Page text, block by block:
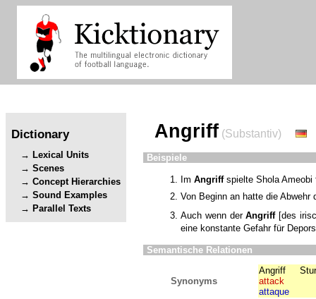
Dictionary
Lexical Units
Scenes
Concept Hierarchies
Sound Examples
Parallel Texts
Angriff (Substantiv)
Beispiele
Im Angriffspielte Shola
Von Beginn an hatte die Abwehr
Auch wenn derAngriff [des
eine konstante Gefahr für
Semantische Relationen
Synonyms
Angriff
attack
attaque